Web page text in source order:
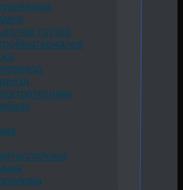
грузов